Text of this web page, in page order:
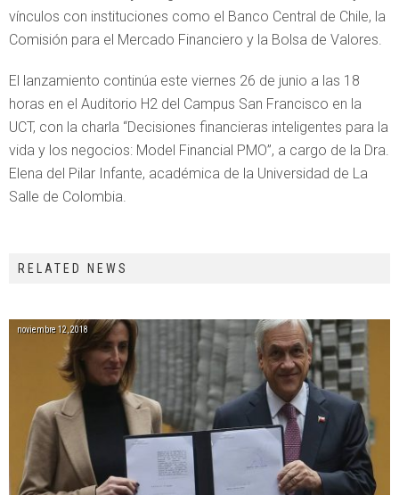
vínculos con instituciones como el Banco Central de Chile, la
Comisión para el Mercado Financiero y la Bolsa de Valores.
El lanzamiento continúa este viernes 26 de junio a las 18
horas en el Auditorio H2 del Campus San Francisco en la
UCT, con la charla “Decisiones financieras inteligentes para la
vida y los negocios: Model Financial PMO”, a cargo de la Dra.
Elena del Pilar Infante, académica de la Universidad de La
Salle de Colombia.
RELATED NEWS
noviembre 12, 2018